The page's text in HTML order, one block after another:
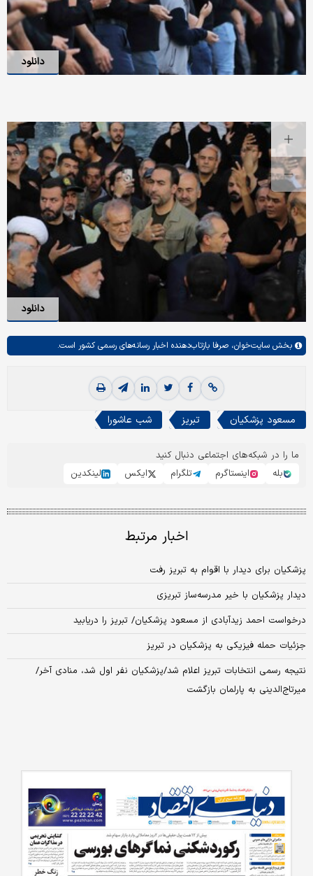
دانلود
دانلود
بخش سایت‌خوان، صرفا بازتاب‌دهنده اخبار رسانه‌های رسمی کشور است.
مسعود پزشکیان تبریز شب عاشورا
ما را در شبکه‌های اجتماعی دنبال کنید
بله
اینستاگرم تلگرام ایکس لینکدین
اخبار مرتبط
پزشکیان برای دیدار با اقوام به تبریز رفت
دیدار پزشکیان با خیر مدرسه‌ساز تبریزی
درخواست احمد زیدآبادی از مسعود پزشکیان/ تبریز را دریابید
جزئیات حمله‌ فیزیکی به پزشکیان در تبریز
نتیجه رسمی انتخابات تبریز اعلام شد/پزشکیان نفر اول شد، منادی آخر/
میرتاج‌الدینی به پارلمان بازگشت